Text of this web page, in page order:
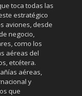
toca todas las
estratégico
aviones, desde
negocio,
como los
aéreas del
etcétera.
aéreas,
y
que